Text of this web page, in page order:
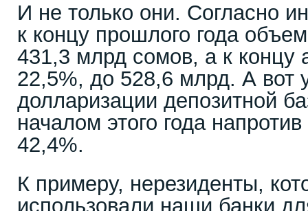
И не только они. Согласно
к концу прошлого года
431,3 млрд сомов, а к концу
22,5%, до 528,6 млрд. А вот
долларизации депозитной
началом этого года
42,4%.
К примеру, нерезиденты,
использовали наши банки